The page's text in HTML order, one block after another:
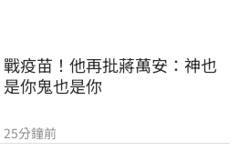
戰疫苗！他再批蔣萬安：神也
是你鬼也是你
25分鐘前